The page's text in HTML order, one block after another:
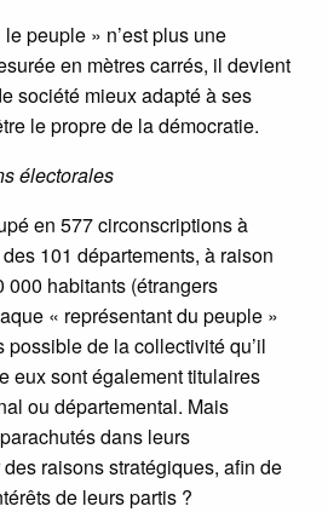
peuple » n’est plus une
en mètres carrés, il devient
société mieux adapté à ses
le propre de la démocratie.
électorales
en 577 circonscriptions à
101 départements, à raison
000 habitants (étrangers
« représentant du peuple »
possible de la collectivité qu’il
eux sont également titulaires
ou départemental. Mais
dans leurs
raisons stratégiques, afin de
de leurs partis ?